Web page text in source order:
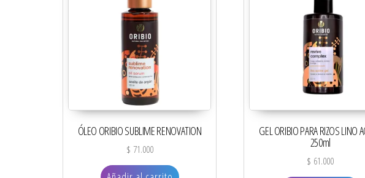
ÓLEO ORIBIO SUBLIME RENOVATION
$ 71.000
GEL ORIBIO PARA RIZOS LINO
250ml
$ 61.000